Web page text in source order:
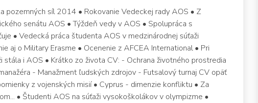
pozemných síl 2014 • Rokovanie Vedeckej rady AOS • Z
senátu AOS • Týždeň vedy v AOS • Spolupráca s
• Vedecká práca študenta AOS v medzinárodnej súťaži
aj o Military Erasme • Ocenenie z AFCEA International • Pri
stála i AOS • Krátko zo života CV: - Ochrana životného prostredia
- Manažment ľudských zdrojov - Futsalový turnaj CV opäť
z vojenských misií • Cyprus - dimenzie konfliktu • Za
• Študenti AOS na súťaži vysokoškolákov v olympizme •